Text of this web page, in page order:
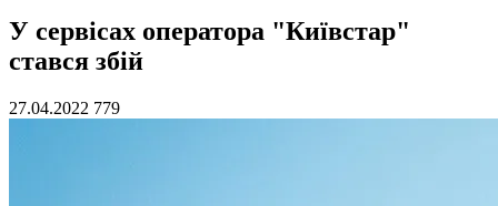
У сервісах оператора "Київстар"
стався збій
27.04.2022 779